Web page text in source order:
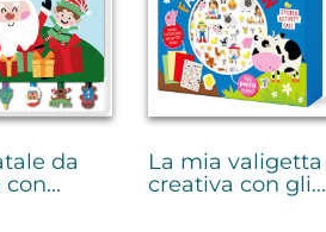
da
La mia valigetta
creativa con gli...